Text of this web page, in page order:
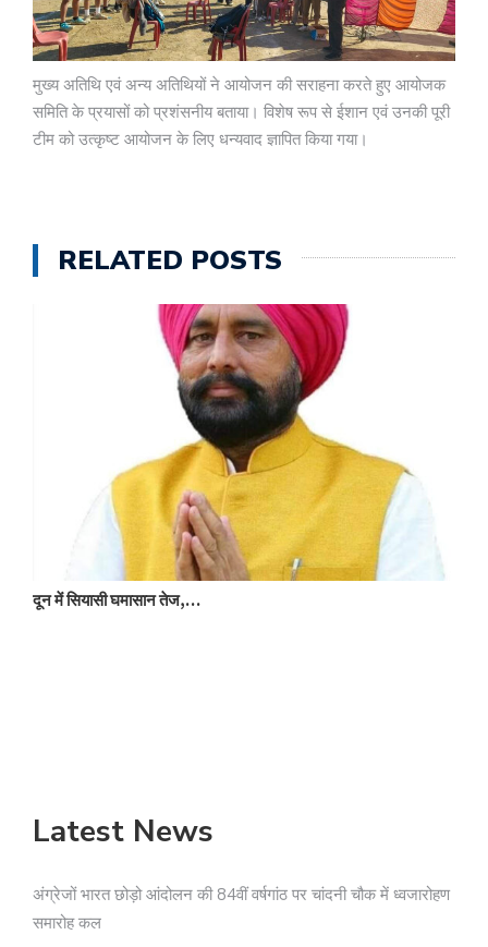
मुख्य अतिथि एवं अन्य अतिथियों ने आयोजन की सराहना करते हुए आयोजक
समिति के प्रयासों को प्रशंसनीय बताया। विशेष रूप से ईशान एवं उनकी पूरी
टीम को उत्कृष्ट आयोजन के लिए धन्यवाद ज्ञापित किया गया।
RELATED POSTS
दून में सियासी घमासान तेज,…
Latest News
अंग्रेजों भारत छोड़ो आंदोलन की 84वीं वर्षगांठ पर चांदनी चौक में ध्वजारोहण
समारोह कल